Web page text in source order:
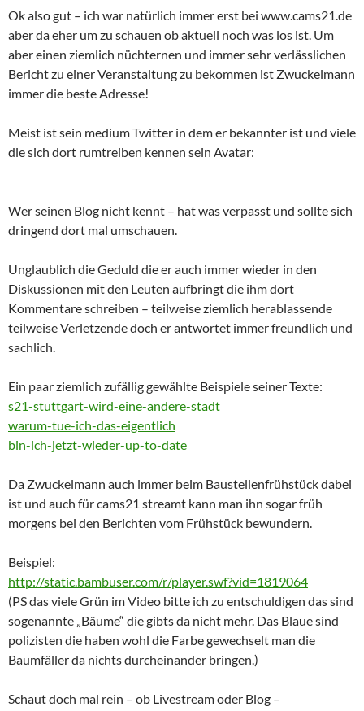
Ok also gut – ich war natürlich immer erst bei www.cams21.de
aber da eher um zu schauen ob aktuell noch was los ist. Um
aber einen ziemlich nüchternen und immer sehr verlässlichen
Bericht zu einer Veranstaltung zu bekommen ist Zwuckelmann
immer die beste Adresse!
Meist ist sein medium Twitter in dem er bekannter ist und viele
die sich dort rumtreiben kennen sein Avatar:
Wer seinen Blog nicht kennt – hat was verpasst und sollte sich
dringend dort mal umschauen.
Unglaublich die Geduld die er auch immer wieder in den
Diskussionen mit den Leuten aufbringt die ihm dort
Kommentare schreiben – teilweise ziemlich herablassende
teilweise Verletzende doch er antwortet immer freundlich und
sachlich.
Ein paar ziemlich zufällig gewählte Beispiele seiner Texte:
s21-stuttgart-wird-eine-andere-stadt
warum-tue-ich-das-eigentlich
bin-ich-jetzt-wieder-up-to-date
Da Zwuckelmann auch immer beim Baustellenfrühstück dabei
ist und auch für cams21 streamt kann man ihn sogar früh
morgens bei den Berichten vom Frühstück bewundern.
Beispiel:
http://static.bambuser.com/r/player.swf?vid=1819064
(PS das viele Grün im Video bitte ich zu entschuldigen das sind
sogenannte „Bäume“ die gibts da nicht mehr. Das Blaue sind
polizisten die haben wohl die Farbe gewechselt man die
Baumfäller da nichts durcheinander bringen.)
Schaut doch mal rein – ob Livestream oder Blog –